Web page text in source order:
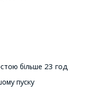
більше 23 год
пуску